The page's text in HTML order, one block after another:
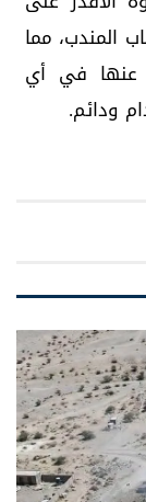
المندب، مما
عنها في أي
ودائم.